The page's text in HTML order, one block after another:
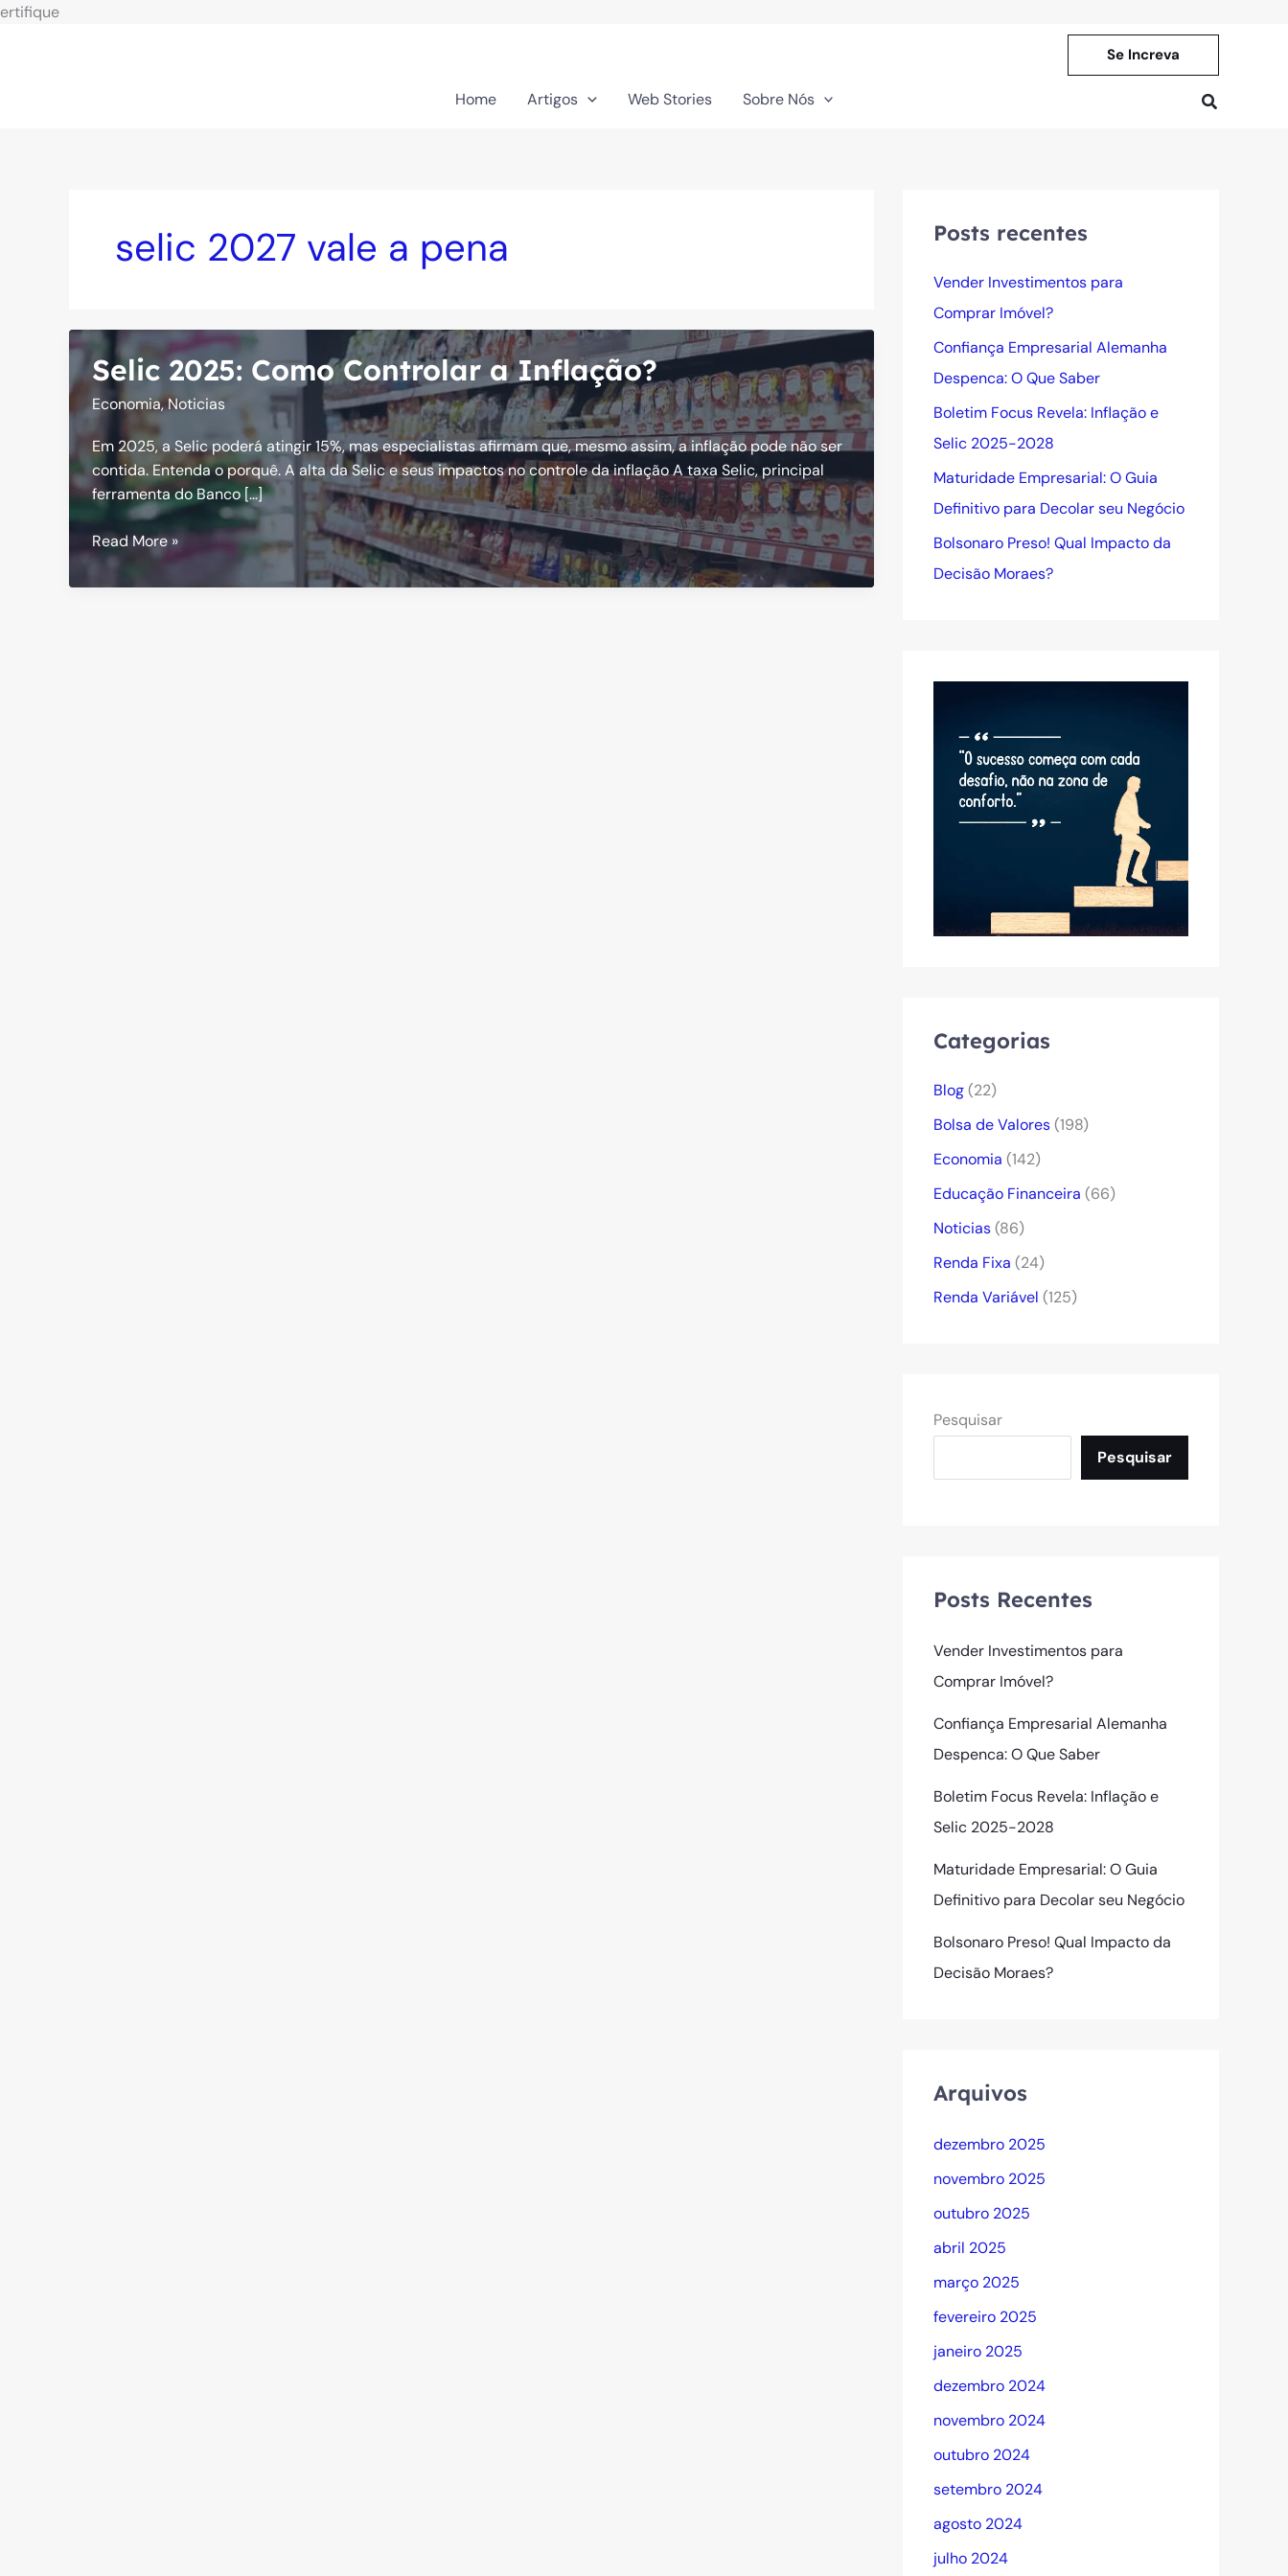
ertifiqueIr
Se Increva
Home Artigos Web Stories Sobre Nós Pesquisar
selic 2027 vale a pena
Selic 2025: Como Controlar a Inflação?
Economia,Noticias
Em 2025, a Selic poderá atingir 15%, mas especialistas afirmam que, mesmo assim, a inflação pode não ser
contida. Entenda o porquê. A alta da Selic e seus impactos no controle da inflação A taxa Selic, principal
ferramenta do Banco […]
Selic
2025:
Como
Read More »
Posts recentes
Vender Investimentos para
Comprar Imóvel?
Confiança Empresarial Alemanha
Despenca: O Que Saber
Boletim Focus Revela: Inflação e
Selic 2025-2028
Maturidade Empresarial: O Guia
Definitivo para Decolar seu Negócio
Bolsonaro Preso! Qual Impacto da
Decisão Moraes?
Categorias
Blog(22)
Bolsa de Valores(198)
Economia (142)
Educação Financeira (66)
Noticias(86)
Renda Fixa (24)
Renda Variável (125)
Pesquisar
Pesquisar
Posts Recentes
Vender Investimentos para
Comprar Imóvel?
Confiança Empresarial Alemanha
Despenca: O Que Saber
Boletim Focus Revela: Inflação e
Selic 2025-2028
Maturidade Empresarial: O Guia
Definitivo para Decolar seu Negócio
Bolsonaro Preso! Qual Impacto da
Decisão Moraes?
Arquivos
dezembro 2025
novembro 2025
outubro 2025
abril 2025
março 2025
fevereiro 2025
janeiro 2025
dezembro 2024
novembro 2024
outubro 2024
setembro 2024
agosto 2024
julho 2024